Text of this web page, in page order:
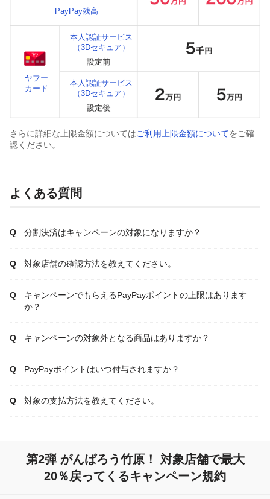
PayPay残高
ヤフー
カード
本人認証サービス
（3Dセキュア）
本人認証サービス
（3Dセキュア）
さらに詳細な上限金額についてはご利用上限金額についてをご確
認ください。
よくある質問
分割決済はキャンペーンの対象になりますか？
対象店舗の確認方法を教えてください。
キャンペーンでもらえるPayPayポイントの上限はあります
か？
キャンペーンの対象外となる商品はありますか？
PayPayポイントはいつ付与されますか？
対象の支払方法を教えてください。
第2弾 がんばろう竹原！ 対象店舗で最大
20％戻ってくるキャンペーン規約